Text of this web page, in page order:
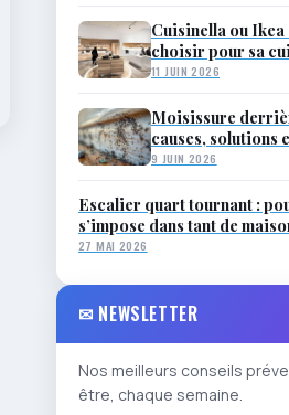
Cuisinella ou
choisir pour sa
11 JUIN 2026
Moisissure
causes, solutions
9 JUIN 2026
Escalier quart tournant :
s’impose dans tant de
27 MAI 2026
✉ NEWSLETTER
Nos meilleurs conseils
être, chaque semaine.